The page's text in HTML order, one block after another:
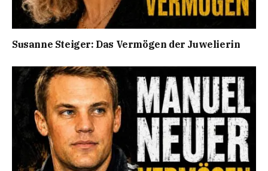
Susanne Steiger: Das Vermögen der Juwelierin